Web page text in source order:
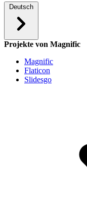
Deutsch
Projekte von Magnific
Magnific
Flaticon
Slidesgo